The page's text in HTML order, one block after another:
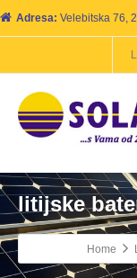
Adresa: Velebitska 76,
litijske
Home